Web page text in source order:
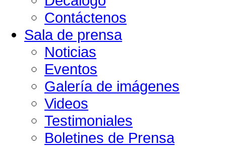
Contáctenos
Sala de prensa
Noticias
Eventos
Galería de imágenes
Videos
Testimoniales
Boletines de Prensa